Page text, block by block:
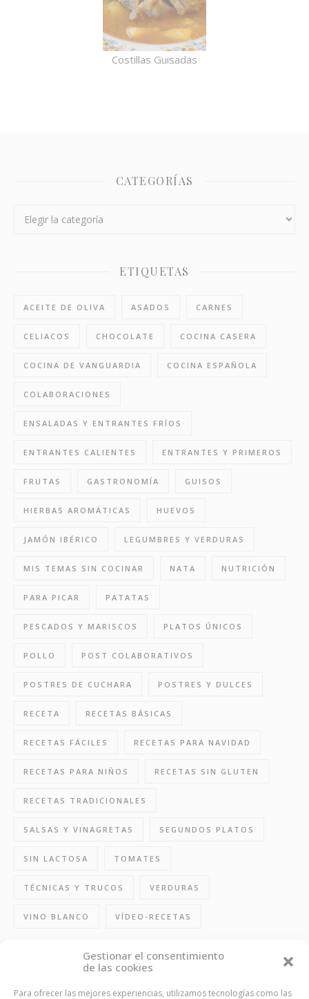
Gestionar el consentimiento
de las cookies
Para ofrecer las mejores experiencias, utilizamos tecnologías como las
Costillas Guisadas
CATEGORÍAS
ETIQUETAS
ACEITE DE OLIVA ASADOS CARNES
CELIACOS CHOCOLATE COCINA CASERA
COCINA DE VANGUARDIA COCINA ESPAÑOLA
COLABORACIONES
ENSALADAS Y ENTRANTES FRÍOS
ENTRANTES CALIENTES ENTRANTES Y PRIMEROS
FRUTAS GASTRONOMÍA GUISOS
HIERBAS AROMÁTICAS HUEVOS
JAMÓN IBÉRICO LEGUMBRES Y VERDURAS
MIS TEMAS SIN COCINAR NATA NUTRICIÓN
PARA PICAR PATATAS
PESCADOS Y MARISCOS PLATOS ÚNICOS
POLLO POST COLABORATIVOS
POSTRES DE CUCHARA POSTRES Y DULCES
RECETA RECETAS BÁSICAS
RECETAS FÁCILES RECETAS PARA NAVIDAD
RECETAS PARA NIÑOS RECETAS SIN GLUTEN
RECETAS TRADICIONALES
SALSAS Y VINAGRETAS SEGUNDOS PLATOS
SIN LACTOSA TOMATES
TÉCNICAS Y TRUCOS VERDURAS
VINO BLANCO VÍDEO-RECETAS
FOLLOW US